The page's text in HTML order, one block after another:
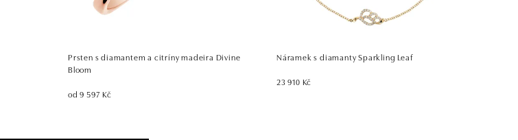
Prsten s diamantem a citríny madeira Divine
Bloom
od 9 597 Kč
Náramek s diamanty Sparkling Leaf
23 910 Kč